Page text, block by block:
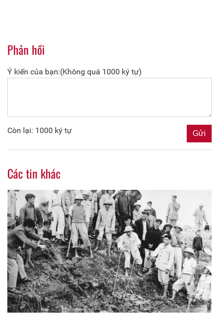
Phản hồi
Ý kiến của bạn:(Không quá 1000 ký tự)
Còn lại: 1000 ký tự
Các tin khác